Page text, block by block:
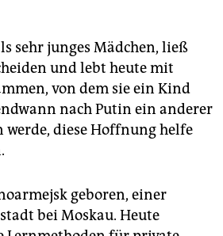
sehr junges Mädchen, ließ
und lebt heute mit
von dem sie ein Kind
nach Putin ein anderer
werde, diese Hoffnung helfe
geboren, einer
bei Moskau. Heute